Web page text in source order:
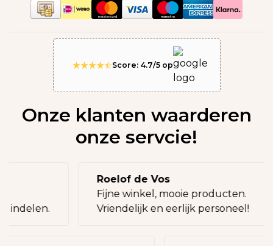
Score: 4.7/5 op
Onze klanten waarderen
onze servcie!
indelen.
Roelof de Vos
Fijne winkel, mooie producten.
Vriendelijk en eerlijk personeel!